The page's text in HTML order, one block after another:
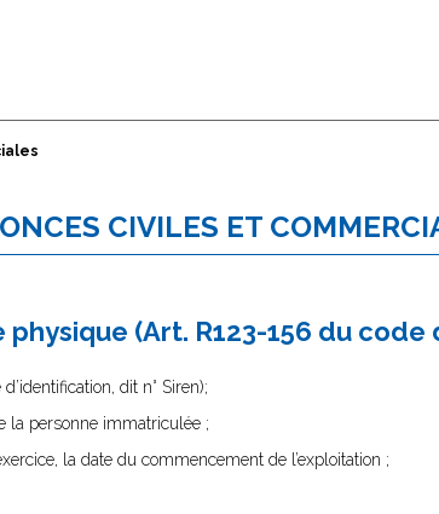
CIVILES ET
(Art. R123-156 du
dit n° Siren);
la personne immatriculée ;
la date du commencement de l’exploitation ;